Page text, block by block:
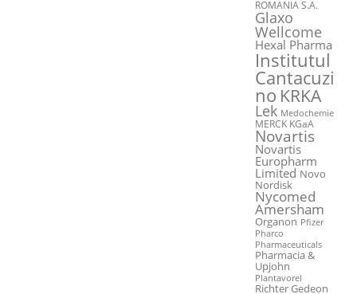
ROMANIA S.A.
Glaxo
Wellcome
Hexal Pharma
Institutul
Cantacuzi
no KRKA
Lek Medochemie
MERCK KGaA
Novartis
Novartis
Europharm
Limited Novo
Nordisk
Nycomed
Amersham
Organon Pfizer
Pharco
Pharmaceuticals
Pharmacia &
Upjohn
Plantavorel
Richter Gedeon